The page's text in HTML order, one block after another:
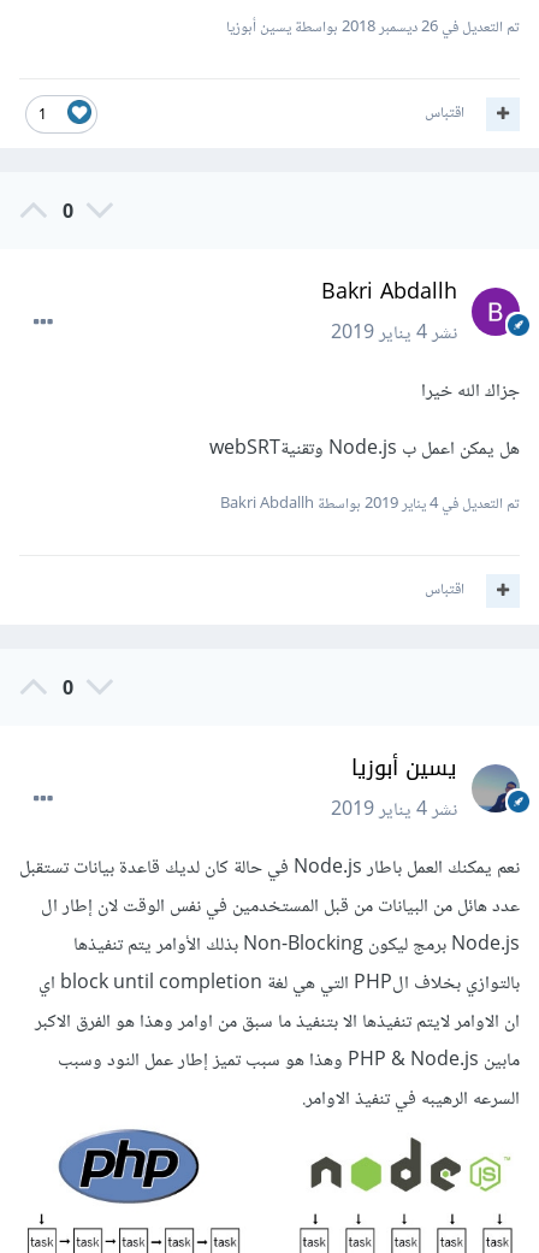
تم التعديل في26 ديسمبر 2018 بواسطة يسين أبوزيا
1 اقتباس
0
Bakri Abdallh
نشر4 يناير 2019
جزاك الله خيرا
هل يمكن اعمل ب Node.js وتقنيةwebSRT
تم التعديل في4 يناير 2019 بواسطة Bakri Abdallh
اقتباس
0
يسين أبوزيا
نشر4 يناير 2019
نعم يمكنك العمل باطار Node.js في حالة كان لديك قاعدة بيانات تستقبل
عدد هائل من البيانات من قبل المستخدمين في نفس الوقت لان إطار ال
Node.js برمج ليكون Non-Blocking بذلك الأوامر يتم تنفيذها
بالتوازي بخلاف الPHP التي هي لغة block until completion اي
ان الاوامر لايتم تنفيذها الا بتنفيذ ما سبق من اوامر وهذا هو الفرق الاكبر
مابين PHP & Node.js وهذا هو سبب تميز إطار عمل النود وسبب
السرعه الرهيبه في تنفيذ الاوامر.